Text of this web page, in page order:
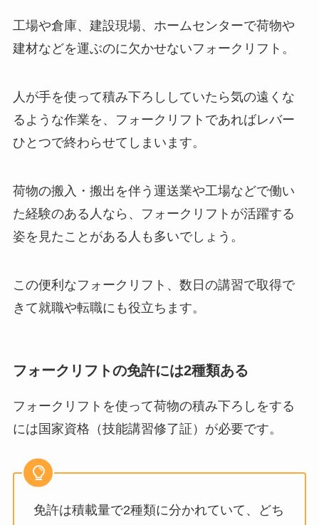
工場や倉庫、建設現場、ホームセンターで荷物や
建材などを運ぶのに欠かせないフォークリフト。
人が手を使って積み下ろししていたら気の遠くな
るような作業を、フォークリフトであればレバー
ひとつで終わらせてしまいます。
荷物の搬入・搬出を伴う運送業や工場などで働い
た経験のある人なら、フォークリフトが活躍する
姿を見たことがある人も多いでしょう。
この便利なフォークリフト、数日の講習で取得で
きて就職や転職にも役立ちます。
フォークリフトの免許には2種類ある
フォークリフトを使って荷物の積み下ろしをする
には国家資格（技能講習修了証）が必要です。
免許は積載量で2種類に分かれていて、どち